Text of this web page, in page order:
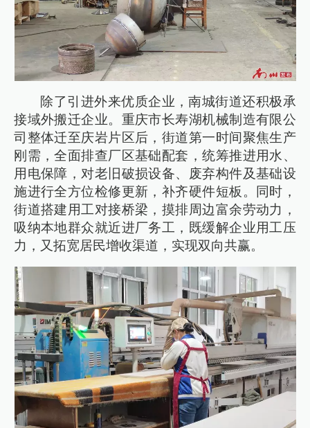
除了引进外来优质企业，南城街道还积极承
接域外搬迁企业。重庆市长寿湖机械制造有限公
司整体迁至庆岩片区后，街道第一时间聚焦生产
刚需，全面排查厂区基础配套，统筹推进用水、
用电保障，对老旧破损设备、废弃构件及基础设
施进行全方位检修更新，补齐硬件短板。同时，
街道搭建用工对接桥梁，摸排周边富余劳动力，
吸纳本地群众就近进厂务工，既缓解企业用工压
力，又拓宽居民增收渠道，实现双向共赢。